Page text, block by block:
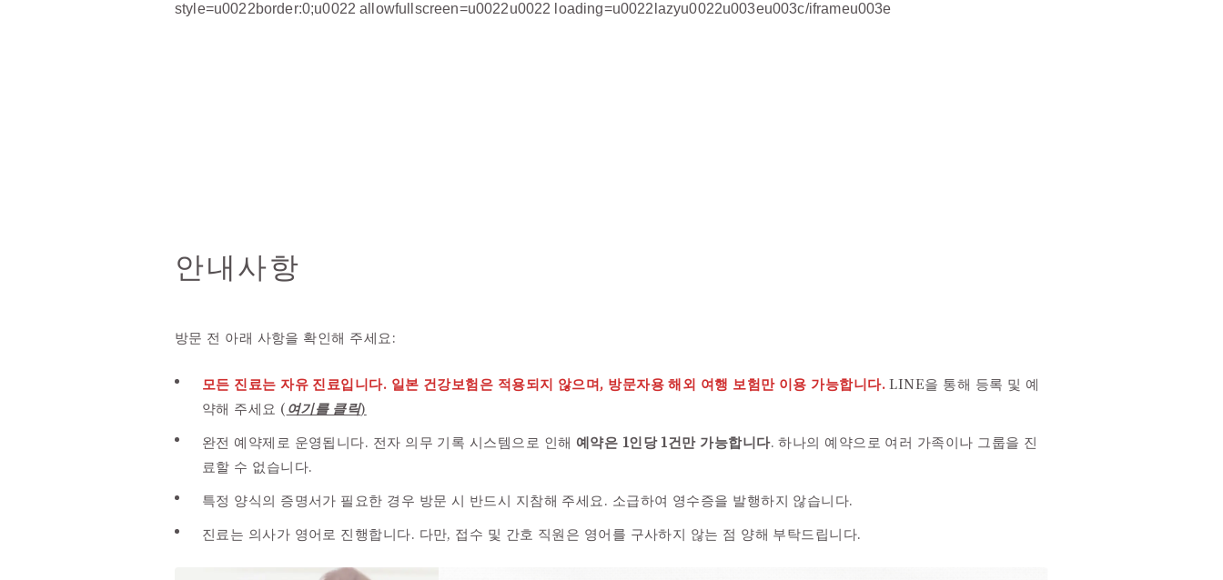
style=u0022border:0;u0022 allowfullscreen=u0022u0022 loading=u0022lazyu0022u003eu003c/iframeu003e
안내사항
방문 전 아래 사항을 확인해 주세요:
모든 진료는 자유 진료입니다. 일본 건강보험은 적용되지 않으며, 방문자용 해외 여행 보험만 이용 가능합니다. LINE을 통해 등록 및 예
약해 주세요 (여기를 클릭)
완전 예약제로 운영됩니다. 전자 의무 기록 시스템으로 인해 예약은 1인당 1건만 가능합니다. 하나의 예약으로 여러 가족이나 그룹을 진
료할 수 없습니다.
특정 양식의 증명서가 필요한 경우 방문 시 반드시 지참해 주세요. 소급하여 영수증을 발행하지 않습니다.
진료는 의사가 영어로 진행합니다. 다만, 접수 및 간호 직원은 영어를 구사하지 않는 점 양해 부탁드립니다.